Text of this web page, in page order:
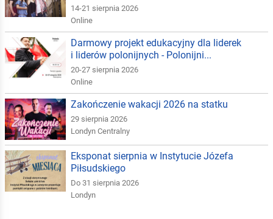
14-21 sierpnia 2026
Online
Darmowy projekt edukacyjny dla liderek
i liderów polonijnych - Polonijni...
20-27 sierpnia 2026
Online
Zakończenie wakacji 2026 na statku
29 sierpnia 2026
Londyn Centralny
Eksponat sierpnia w Instytucie Józefa
Piłsudskiego
Do 31 sierpnia 2026
Londyn